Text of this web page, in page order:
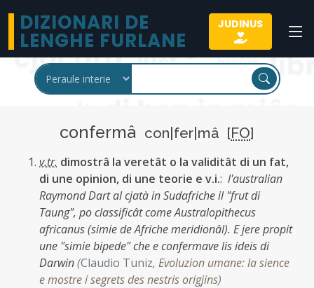
DIZIONARI DE
LENGHE FURLANE
JUDINUS
confermâ con|fer|mâ [FO]
v.tr. dimostrâ la veretât o la validitât di un fat,
di une opinion, di une teorie e v.i.: l'australian
Raymond Dart al cjatà in Sudafriche il "frut di
Taung", po classificât come Australopithecus
africanus (simie de Afriche meridionâl). E jere propit
une "simie bipede" che e confermave lis ideis di
Darwin(Claudio Tuniz, Evoluzion umane: la sience
e mostre i segrets des nestris origjins)